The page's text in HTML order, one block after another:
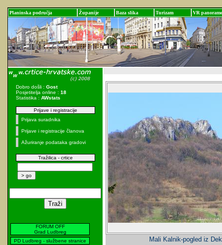
Planinska područja Županije Baza slika Turizam VR panorame
Dobro došli : Gost
Posjetitelja online : 18
Statistika : AWstats
Prijave i registracije
Prijava suradnika
Prijave i registracije članova
Ažuriranje podataka gradovi
Tražilica - crtice
FORUM OFF
Grad Ludbreg
PD Ludbreg - službene stranice
Mali Kalnik-pogled iz